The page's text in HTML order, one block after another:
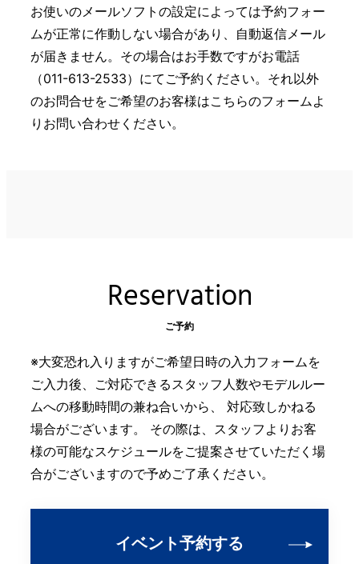
お使いのメールソフトの設定によっては予約フォー
ムが正常に作動しない場合があり、自動返信メール
が届きません。その場合はお手数ですがお電話
（011-613-2533）にてご予約ください。それ以外
のお問合せをご希望のお客様はこちらのフォームよ
りお問い合わせください。
Reservation
ご予約
※大変恐れ入りますがご希望日時の入力フォームを
ご入力後、ご対応できるスタッフ人数やモデルルー
ムへの移動時間の兼ね合いから、 対応致しかねる
場合がございます。 その際は、スタッフよりお客
様の可能なスケジュールをご提案させていただく場
合がございますので予めご了承ください。
イベント予約する